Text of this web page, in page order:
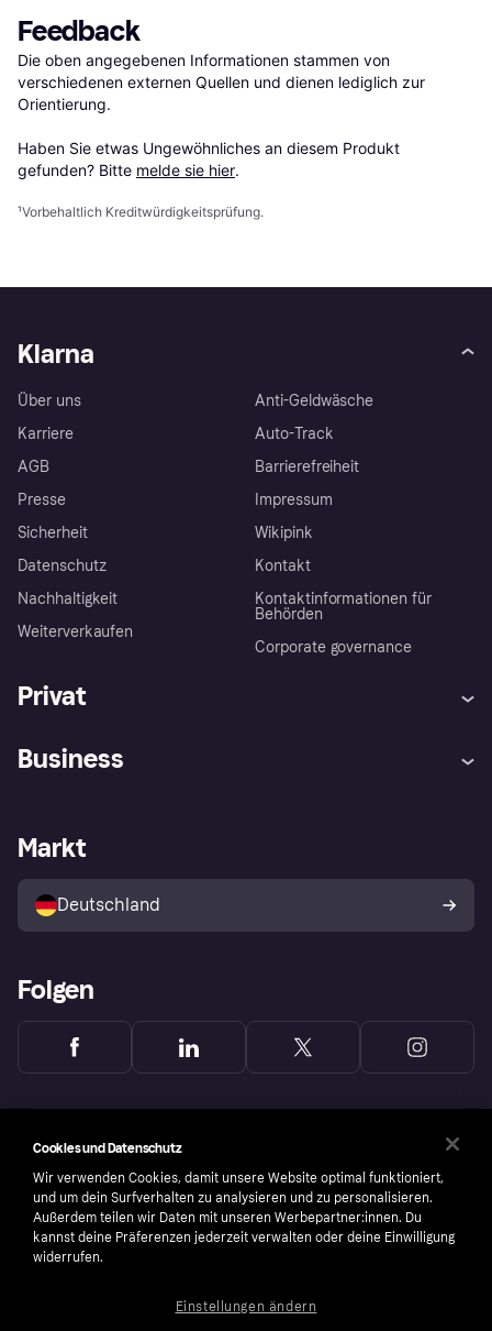
Feedback
Die oben angegebenen Informationen stammen von
verschiedenen externen Quellen und dienen lediglich zur
Orientierung.
Haben Sie etwas Ungewöhnliches an diesem Produkt
gefunden? Bitte melde sie hier.
¹Vorbehaltlich Kreditwürdigkeitsprüfung.
Klarna
Über uns
Karriere
AGB
Presse
Sicherheit
Datenschutz
Nachhaltigkeit
Weiterverkaufen
Anti-Geldwäsche
Auto-Track
Barrierefreiheit
Impressum
Wikipink
Kontakt
Kontaktinformationen für
Behörden
Corporate governance
Privat
Klarna App
Shops entdecken
Käuferschutzrichtlinie
Dein Widerrufsrecht
Business
Händlerportal
Markt
Deutschland
Folgen
Cookies und Datenschutz
Wir verwenden Cookies, damit unsere Website optimal funktioniert,
und um dein Surfverhalten zu analysieren und zu personalisieren.
Außerdem teilen wir Daten mit unseren Werbepartner:innen. Du
kannst deine Präferenzen jederzeit verwalten oder deine Einwilligung
widerrufen.
Einstellungen ändern